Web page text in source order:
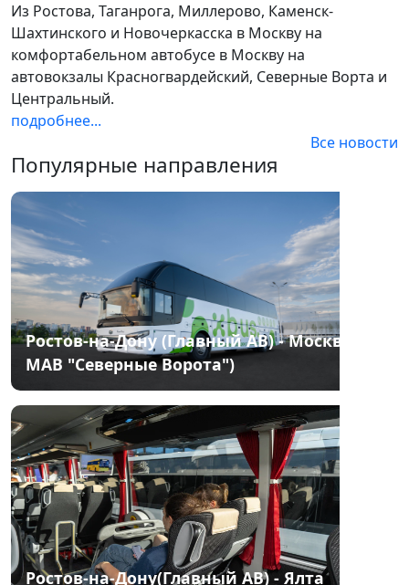
Из Ростова, Таганрога, Миллерово, Каменск-
Шахтинского и Новочеркасска в Москву на
комфортабельном автобусе в Москву на
автовокзалы Красногвардейский, Северные Ворта и
Центральный.
подробнее...
Все новости
Популярные направления
Ростов-на-Дону (Главный АВ) - Москва(
МАВ "Северные Ворота")
Ростов-на-Дону(Главный АВ) - Ялта